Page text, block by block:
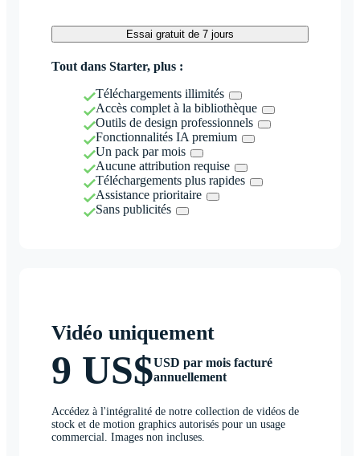
Essai gratuit de 7 jours
Tout dans Starter, plus :
Téléchargements illimités
Accès complet à la bibliothèque
Outils de design professionnels
Fonctionnalités IA premium
Un pack par mois
Aucune attribution requise
Téléchargements plus rapides
Assistance prioritaire
Sans publicités
Vidéo uniquement
9 US$USD par mois facturé
annuellement
Accédez à l'intégralité de notre collection de vidéos de
stock et de motion graphics autorisés pour un usage
commercial. Images non incluses.